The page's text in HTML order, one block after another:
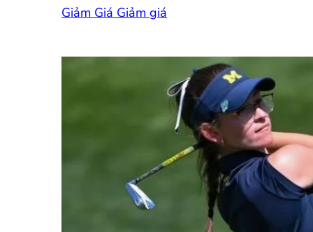
Giảm Giá